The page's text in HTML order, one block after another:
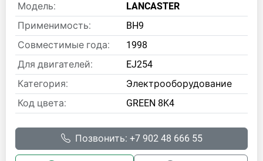
Модель:
LANCASTER
Применимость:
BH9
Совместимые года:
1998
Для двигателей:
EJ254
Категория:
Электрооборудование
Код цвета:
GREEN 8K4
Позвонить: +7 902 48 666 55